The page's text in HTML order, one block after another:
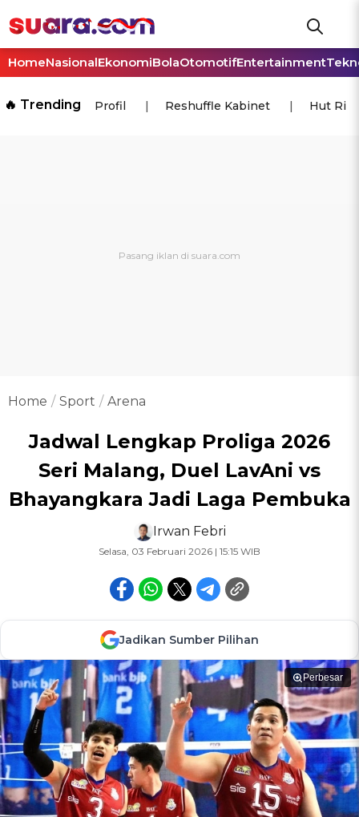
HomeNasionalEkonomiBolaOtomotifEntertainment
🔥 Trending Profil Reshuffle Kabinet Hut Ri
Home Sport Arena
Jadwal Lengkap Proliga 2026
Seri Malang, Duel LavAni vs
Bhayangkara Jadi Laga Pembuka
Irwan Febri
Selasa, 03 Februari 2026 | 15:15 WIB
Jadikan Sumber Pilihan
Perbesar